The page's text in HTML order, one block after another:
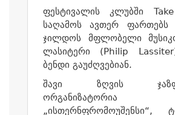
ფესტივალის კლუბში
საღამოს ავთერ ფართებს
ჯილდოს მფლობელი
ლასიტერი (Philip
ბენდი გაუძღვებიან.
შავი ზღვის
ორგანიზატორია
„ისთერნფრომოუშენსი“,